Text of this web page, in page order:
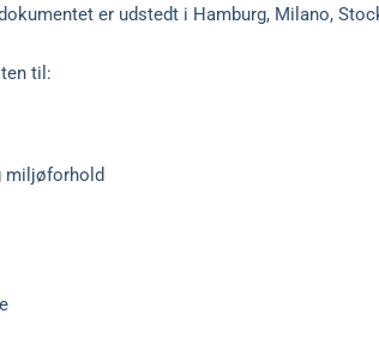
er udstedt i Hamburg, Milano,
til:
miljøforhold